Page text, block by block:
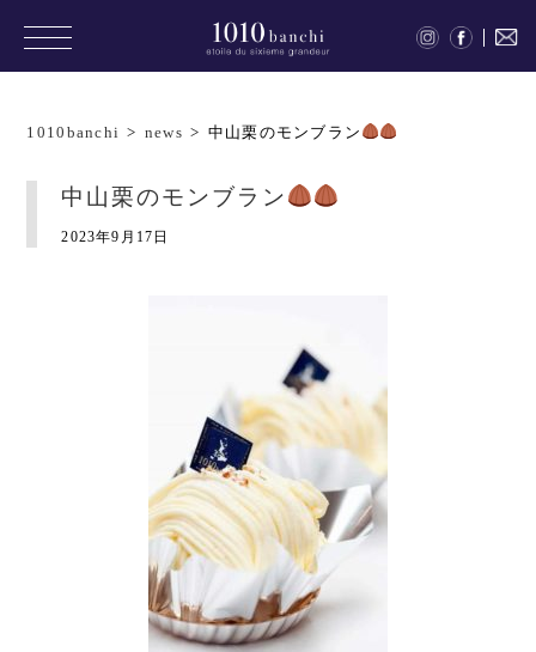
1010banchi > news > 中山栗のモンブラン
中山栗のモンブラン
2023年9月17日